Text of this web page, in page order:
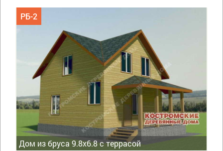
Дом из бруса 9.8х6.8 с террасой
РБ-2